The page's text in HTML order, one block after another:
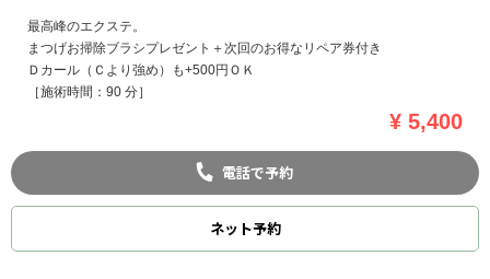
最高峰のエクステ。
まつげお掃除ブラシプレゼント＋次回のお得なリペア券付き
Ｄカール（Ｃより強め）も+500円ＯＫ
［施術時間：90 分］
¥ 5,400
電話で予約
ネット予約